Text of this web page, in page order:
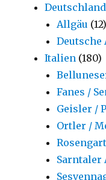
Deutschland
Allgäu (12)
Deutsche
Italien (180)
Fanes /
Geisler /
Ortler /
Sarntaler